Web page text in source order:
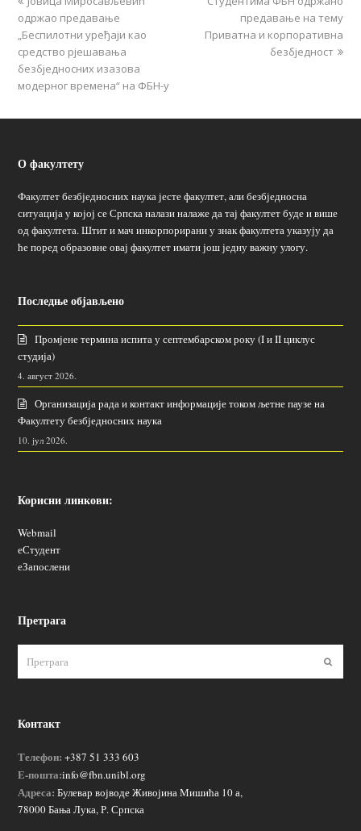
одржао предавање
„Беспилотни уређаји као
средство рјешавања
безбједносних изазова
модерног времена“ на ФБН-у
предавање на тему
Приватна и корпоративна
безбједност
О факултету
Факултет безбједносних наука јесте факултет, али безбједносна
ситуација у којој се Српска налази налаже да тај факултет буде и више
од факултета. Штит и мач инкорпорирани у знак факултета указују да
ће поред образовне овај факултет имати још једну важну улогу.
Последње објављено
Промјене термина испита у септембарском року (I и II циклус
студија)
4. август 2026.
Организација рада и контакт информације током љетне паузе на
Факултету безбједносних наука
10. јул 2026.
Корисни линкови:
Webmail
еСтудент
еЗапослени
Претрага
Контакт
Телефон: +387 51 333 603
Е-пошта:info@fbn.unibl.org
Адреса: Булевар војводе Живојина Мишића 10 а,
78000 Бања Лука, Р. Српска